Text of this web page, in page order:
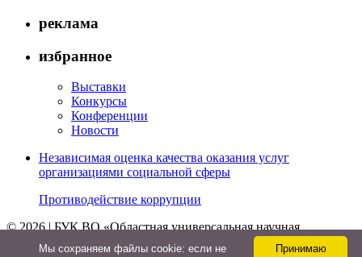
реклама
избранное
Выставки
Конкурсы
Конференции
Новости
Независимая оценка качества оказания услуг
организациями социальной сферы
Противодействие коррупции
© 2026 | БУК ВО «Областная универсальная научная
библиотека»
Принимаю
Мы cохраняем файлы cookie: если не